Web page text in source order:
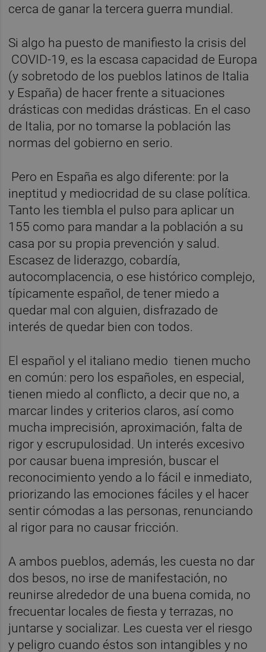
cerca de ganar la tercera guerra mundial.
Si algo ha puesto de manifiesto la crisis del
COVID-19, es la escasa capacidad de Europa
(y sobretodo de los pueblos latinos de Italia
y España) de hacer frente a situaciones
drásticas con medidas drásticas. En el caso
de Italia, por no tomarse la población las
normas del gobierno en serio.
Pero en España es algo diferente: por la
ineptitud y mediocridad de su clase política.
Tanto les tiembla el pulso para aplicar un
155 como para mandar a la población a su
casa por su propia prevención y salud.
Escasez de liderazgo, cobardía,
autocomplacencia, o ese histórico complejo,
típicamente español, de tener miedo a
quedar mal con alguien, disfrazado de
interés de quedar bien con todos.
El español y el italiano medio tienen mucho
en común: pero los españoles, en especial,
tienen miedo al conflicto, a decir que no, a
marcar lindes y criterios claros, así como
mucha imprecisión, aproximación, falta de
rigor y escrupulosidad. Un interés excesivo
por causar buena impresión, buscar el
reconocimiento yendo a lo fácil e inmediato,
priorizando las emociones fáciles y el hacer
sentir cómodas a las personas, renunciando
al rigor para no causar fricción.
A ambos pueblos, además, les cuesta no dar
dos besos, no irse de manifestación, no
reunirse alrededor de una buena comida, no
frecuentar locales de fiesta y terrazas, no
juntarse y socializar. Les cuesta ver el riesgo
y peligro cuando éstos son intangibles y no